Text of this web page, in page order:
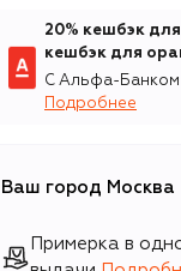
20% кешбэк
кешбэк для
С Альфа-Банком
Подробнее
Ваш город Москва
Примерка в